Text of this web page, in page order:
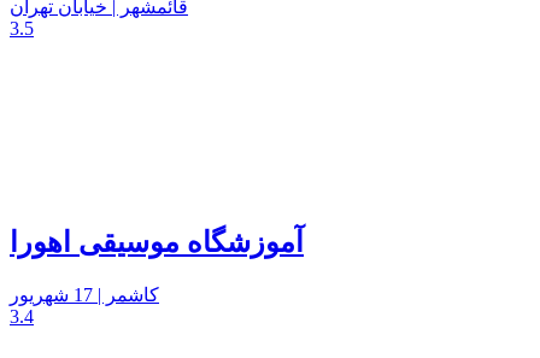
قائمشهر | خیابان تهران
3.5
آموزشگاه موسیقی اهورا
کاشمر | 17 شهریور
3.4